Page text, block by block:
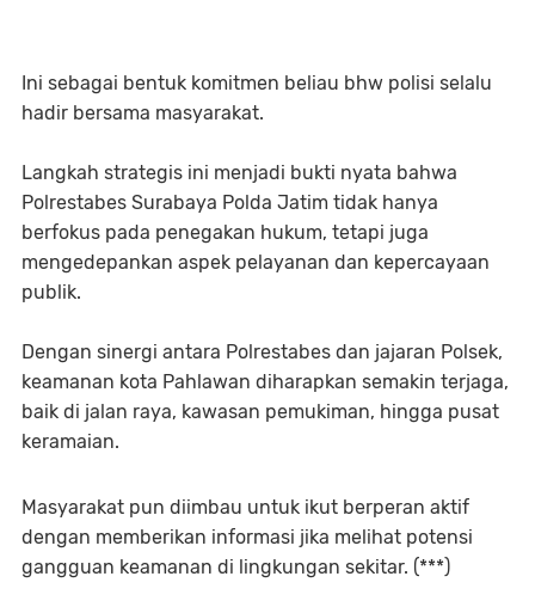
Ini sebagai bentuk komitmen beliau bhw polisi selalu
hadir bersama masyarakat.
Langkah strategis ini menjadi bukti nyata bahwa
Polrestabes Surabaya Polda Jatim tidak hanya
berfokus pada penegakan hukum, tetapi juga
mengedepankan aspek pelayanan dan kepercayaan
publik.
Dengan sinergi antara Polrestabes dan jajaran Polsek,
keamanan kota Pahlawan diharapkan semakin terjaga,
baik di jalan raya, kawasan pemukiman, hingga pusat
keramaian.
Masyarakat pun diimbau untuk ikut berperan aktif
dengan memberikan informasi jika melihat potensi
gangguan keamanan di lingkungan sekitar. (***)